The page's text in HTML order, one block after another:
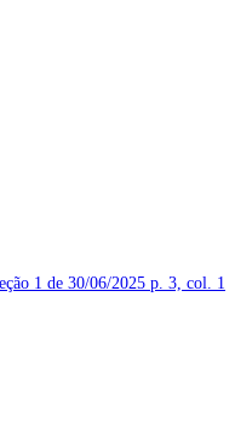
1 de 30/06/2025 p. 3, col. 1